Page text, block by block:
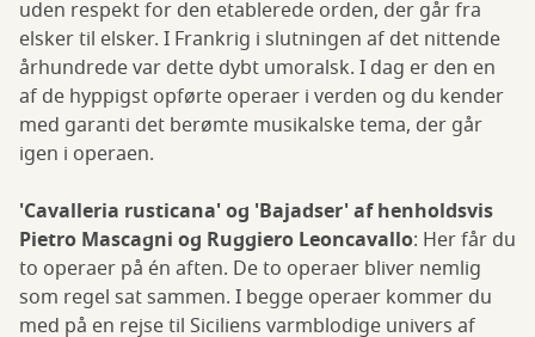
uden respekt for den etablerede orden, der går fra
elsker til elsker. I Frankrig i slutningen af det nittende
århundrede var dette dybt umoralsk. I dag er den en
af de hyppigst opførte operaer i verden og du kender
med garanti det berømte musikalske tema, der går
igen i operaen.
'Cavalleria rusticana' og 'Bajadser' af henholdsvis
Pietro Mascagni og Ruggiero Leoncavallo: Her får du
to operaer på én aften. De to operaer bliver nemlig
som regel sat sammen. I begge operaer kommer du
med på en rejse til Siciliens varmblodige univers af